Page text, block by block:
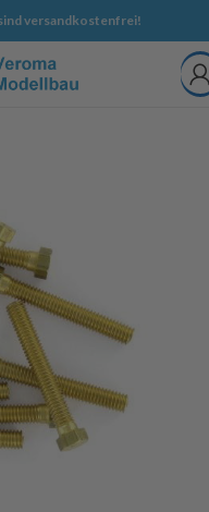
versandkostenfrei!